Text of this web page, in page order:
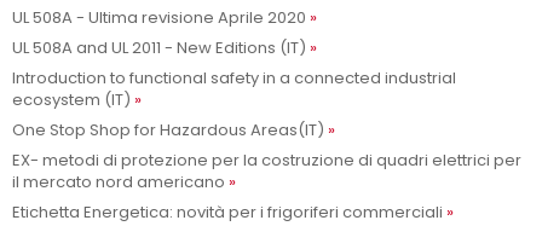
UL 508A - Ultima revisione Aprile 2020
UL 508A and UL 2011 - New Editions (IT)
Introduction to functional safety in a connected industrial
ecosystem (IT)
One Stop Shop for Hazardous Areas(IT)
EX- metodi di protezione per la costruzione di quadri elettrici per
il mercato nord americano
Etichetta Energetica: novità per i frigoriferi commerciali